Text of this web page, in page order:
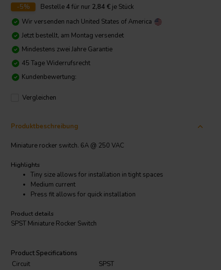
-5% Bestelle4 für nur 2,84 € je Stück
Wir versenden nach United States of America
Jetzt bestellt, am Montag versendet
Mindestens zwei Jahre Garantie
45 Tage Widerrufsrecht
Kundenbewertung:
Vergleichen
Produktbeschreibung
Miniature rocker switch. 6A @ 250 VAC
Highlights
Tiny size allows for installation in tight spaces
Medium current
Press fit allows for quick installation
Product details
SPST Miniature Rocker Switch
Product Specifications
Circuit
SPST